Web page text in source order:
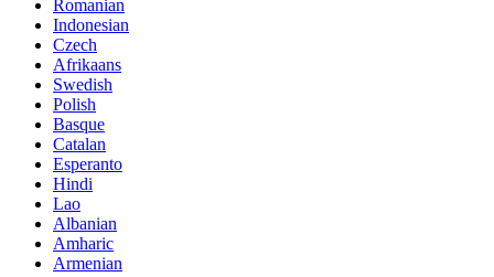
Romanian
Indonesian
Czech
Afrikaans
Swedish
Polish
Basque
Catalan
Esperanto
Hindi
Lao
Albanian
Amharic
Armenian